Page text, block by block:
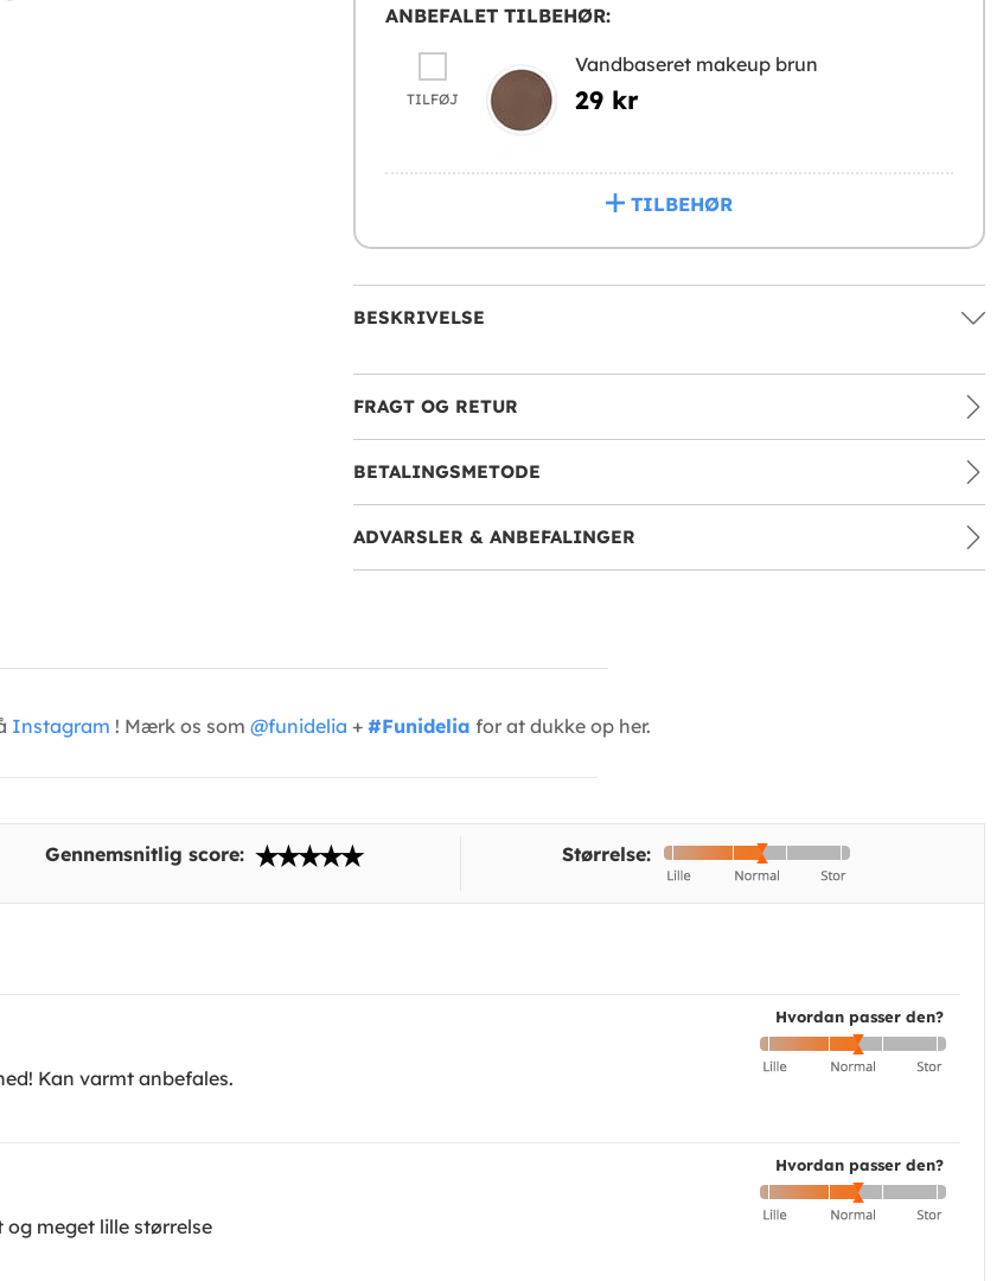
ANBEFALET TILBEHØR:
TILFØJ
Vandbaseret makeup brun
29 kr
TILBEHØR
BESKRIVELSE
FRAGT OG RETUR
BETALINGSMETODE
ADVARSLER & ANBEFALINGER
Instagram ! Mærk os som @funidelia + #Funidelia for at dukke op her.
Gennemsnitlig score: Størrelse:
Hvordan passer den?
Kan varmt anbefales.
Hvordan passer den?
meget lille størrelse